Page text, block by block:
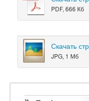
PDF, 666 Кб
Скачать
JPG, 1 Мб